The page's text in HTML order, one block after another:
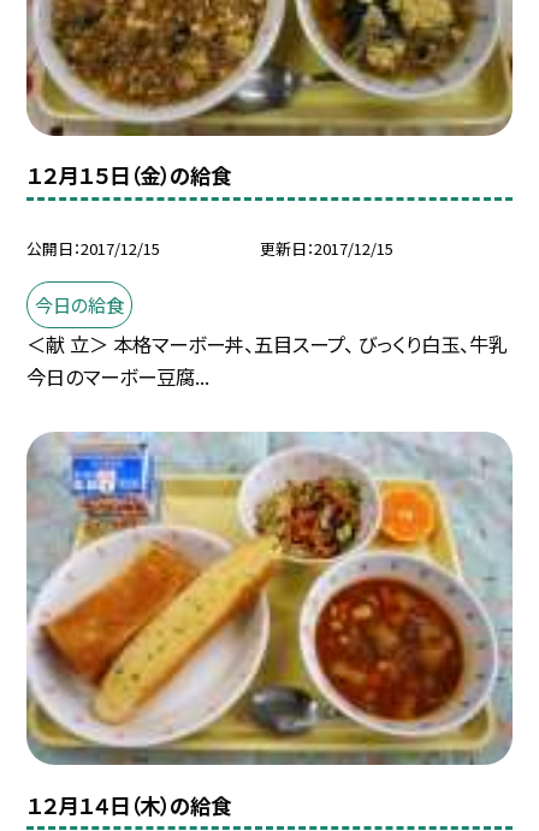
１２月１５日（金）の給食
公開日 2017/12/15 更新日 2017/12/15
今日の給食
＜献 立＞ 本格マーボー丼、五目スープ、 びっくり白玉、牛乳
今日のマーボー豆腐...
１２月１４日（木）の給食